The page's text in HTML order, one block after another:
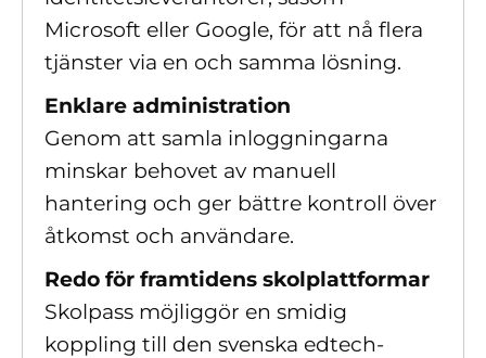
Microsoft eller Google, för att nå flera
tjänster via en och samma lösning.
Enklare administration
Genom att samla inloggningarna
minskar behovet av manuell
hantering och ger bättre kontroll över
åtkomst och användare.
Redo för framtidens skolplattformar
Skolpass möjliggör en smidig
koppling till den svenska edtech-